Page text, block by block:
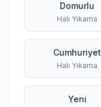
Domurlu
Halı Yıkama
Cumhuriyet
Halı Yıkama
Yeni